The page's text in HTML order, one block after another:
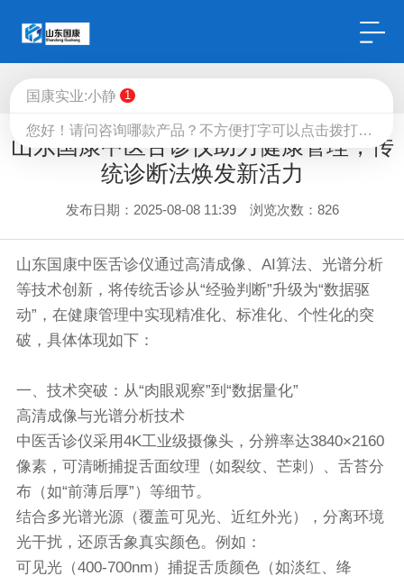
中医经络检测仪.资讯
山东国康中医舌诊仪助力健康管理，传
统诊断法焕发新活力
发布日期：2025-08-08 11:39 浏览次数： 826
山东国康中医舌诊仪通过高清成像、AI算法、光谱分析
等技术创新，将传统舌诊从“经验判断”升级为“数据驱
动”，在健康管理中实现精准化、标准化、个性化的突
破，具体体现如下：
一、技术突破：从“肉眼观察”到“数据量化”
高清成像与光谱分析技术
中医舌诊仪采用4K工业级摄像头，分辨率达3840×2160
像素，可清晰捕捉舌面纹理（如裂纹、芒刺）、舌苔分
布（如“前薄后厚”）等细节。
结合多光谱光源（覆盖可见光、近红外光），分离环境
光干扰，还原舌象真实颜色。例如：
可见光（400-700nm）捕捉舌质颜色（如淡红、绛
国康实业:小静
您好！请问咨询哪款产品？不方便打字可以点击拨打13616379298（微信同号）或留下电话，给您回电！